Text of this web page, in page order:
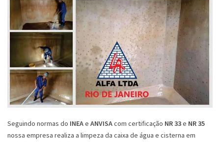
Seguindo normas do INEAe ANVISAcom certificação NR 33e NR 35
nossa empresa realiza a limpeza da caixa de água e cisterna em